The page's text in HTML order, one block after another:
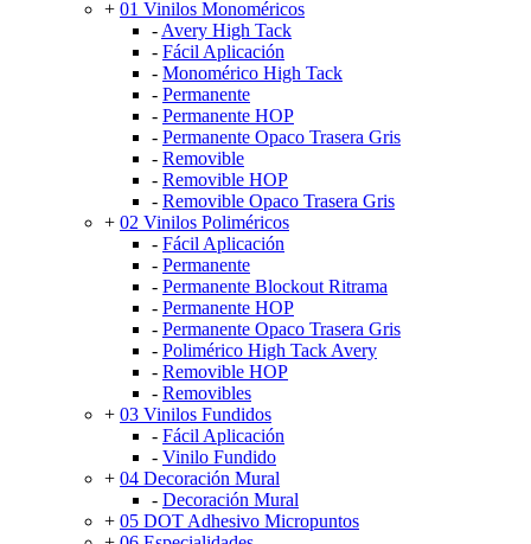
+ 01 Vinilos Monoméricos
- Avery High Tack
- Fácil Aplicación
- Monomérico High Tack
- Permanente
- Permanente HOP
- Permanente Opaco Trasera Gris
- Removible
- Removible HOP
- Removible Opaco Trasera Gris
+ 02 Vinilos Poliméricos
- Fácil Aplicación
- Permanente
- Permanente Blockout Ritrama
- Permanente HOP
- Permanente Opaco Trasera Gris
- Polimérico High Tack Avery
- Removible HOP
- Removibles
+ 03 Vinilos Fundidos
- Fácil Aplicación
- Vinilo Fundido
+ 04 Decoración Mural
- Decoración Mural
+ 05 DOT Adhesivo Micropuntos